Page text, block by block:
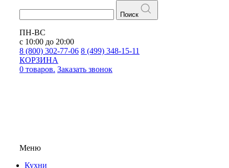
Поиск
ПН-ВС
с 10:00 до 20:00
8 (800) 302-77-06 8 (499) 348-15-11
КОРЗИНА
0 товаров. Заказать звонок
Меню
Кухни